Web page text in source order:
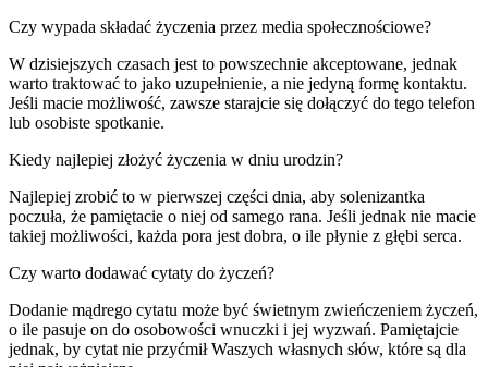
Czy wypada składać życzenia przez media społecznościowe?
W dzisiejszych czasach jest to powszechnie akceptowane, jednak
warto traktować to jako uzupełnienie, a nie jedyną formę kontaktu.
Jeśli macie możliwość, zawsze starajcie się dołączyć do tego telefon
lub osobiste spotkanie.
Kiedy najlepiej złożyć życzenia w dniu urodzin?
Najlepiej zrobić to w pierwszej części dnia, aby solenizantka
poczuła, że pamiętacie o niej od samego rana. Jeśli jednak nie macie
takiej możliwości, każda pora jest dobra, o ile płynie z głębi serca.
Czy warto dodawać cytaty do życzeń?
Dodanie mądrego cytatu może być świetnym zwieńczeniem życzeń,
o ile pasuje on do osobowości wnuczki i jej wyzwań. Pamiętajcie
jednak, by cytat nie przyćmił Waszych własnych słów, które są dla